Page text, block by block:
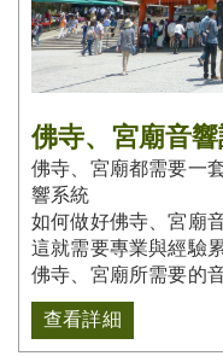
佛寺、宮廟音
佛寺、宮廟都需要一
響系統
如何做好佛寺、宮廟
這就需要專業與經驗
佛寺、宮廟所需要的
查看詳細